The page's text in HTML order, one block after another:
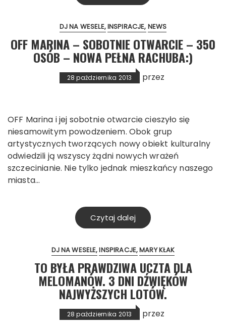
DJ NA WESELE INSPIRACJE NEWS
OFF MARINA – SOBOTNIE OTWARCIE – 350
OSÓB – NOWA PEŁNA RACHUBA:)
28 października 2013 przez
OFF Marina i jej sobotnie otwarcie cieszyło się
niesamowitym powodzeniem. Obok grup
artystycznych tworzących nowy obiekt kulturalny
odwiedzili ją wszyscy żądni nowych wrażeń
szczecinianie. Nie tylko jednak mieszkańcy naszego
miasta…
Czytaj dalej
DJ NA WESELE INSPIRACJE MARY KŁAK
TO BYŁA PRAWDZIWA UCZTA DLA
MELOMANÓW. 3 DNI DŹWIĘKÓW
NAJWYŻSZYCH LOTÓW.
28 października 2013 przez